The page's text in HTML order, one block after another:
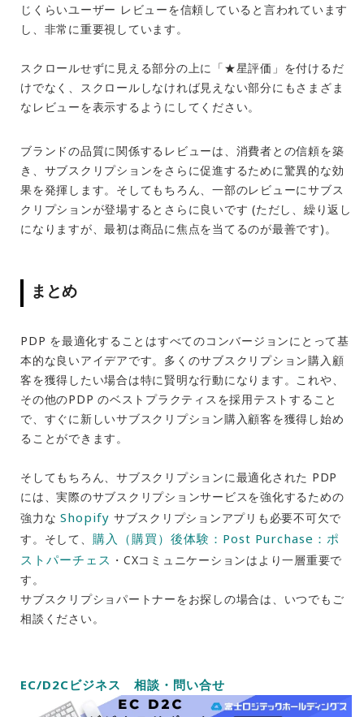
じくらいユーザー レビューを信頼していると言われています
し、非常に重要視しています。
スクロールせずに見える部分の上に「★星評価」を付けるだ
けでなく、スクロールしなければ見えない部分にもさまざま
なレビューを表示するようにしてください。
ブランドの品質に関係するレビューは、消費者との信頼を築
き、サブスクリプションをさらに促進するために驚異的な効
果を発揮します。そしてもちろん、一部のレビューにサブス
クリプションが登場するとさらに良いです (ただし、繰り返し
になりますが、最初は商品に焦点を当てるのが最善です)。
まとめ
PDP を最適化することはすべてのコンバージョンにとって基
本的な良いアイデアです。多くのサブスクリプション購入顧
客を獲得したい場合は特に賢明な行動になります。これや、
その他のPDP のベストプラクティスを採用テストすること
で、すぐに新しいサブスクリプション購入顧客を獲得し始め
ることができます。
そしてもちろん、サブスクリプションに最適化された PDP
には、実際のサブスクリプションサービスを強化するための
強力な Shopify サブスクリプションアプリも必要不可欠で
す。そして、 購入（購買）後体験：Post Purchase：ポ
ストパーチェス ・CXコミュニケーションはより一層重要で
す。
サブスクリプショパートナーをお探しの場合は、いつでもご
相談ください。
EC/D2Cビジネス 相談・問い合せ